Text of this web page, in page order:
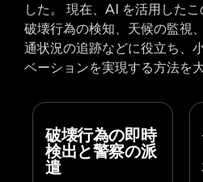
した。 現在、AI を活用したこ
破壊行為の検知、天候の監視
通状況の追跡などに役立ち、
ベーションを実現する方法を
破壊行為の即時
検出と警察の派
遣